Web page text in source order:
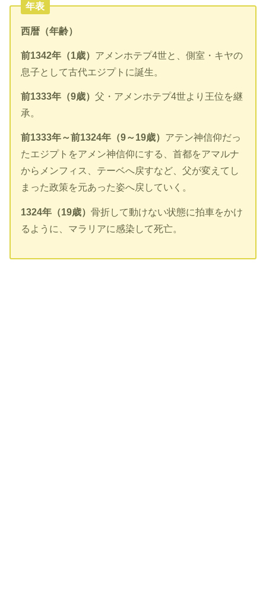
年表
西暦（年齢）
前1342年（1歳） アメンホテプ4世と、側室・キヤの
息子として古代エジプトに誕生。
前1333年（9歳）父・アメンホテプ4世より王位を継
承。
前1333年～前1324年（9～19歳） アテン神信仰だっ
たエジプトをアメン神信仰にする、首都をアマルナ
からメンフィス、テーベへ戻すなど、父が変えてし
まった政策を元あった姿へ戻していく。
1324年（19歳）骨折して動けない状態に拍車をかけ
るように、マラリアに感染して死亡。